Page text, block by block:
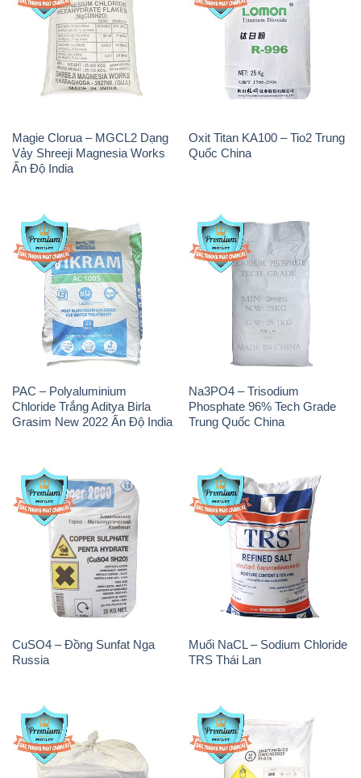
Magie Clorua – MGCL2 Dạng
Vảy Shreeji Magnesia Works
Ấn Độ India
Oxit Titan KA100 – Tio2 Trung
Quốc China
PAC – Polyaluminium
Chloride Trắng Aditya Birla
Grasim New 2022 Ấn Độ India
Na3PO4 – Trisodium
Phosphate 96% Tech Grade
Trung Quốc China
CuSO4 – Đồng Sunfat Nga
Russia
Muối NaCL – Sodium Chloride
TRS Thái Lan